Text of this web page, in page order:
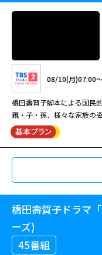
08/10(月)07:00
橋田壽賀子脚本による国民
親・子・孫、様々な家族の
リーズ。
橋田壽賀子ドラマ
ーズ)
45番組